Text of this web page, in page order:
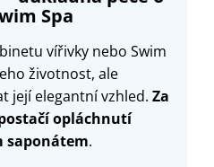
Spa
vířivky nebo Swim
životnost, ale
její elegantní vzhled. Za
opláchnutí
saponátem.